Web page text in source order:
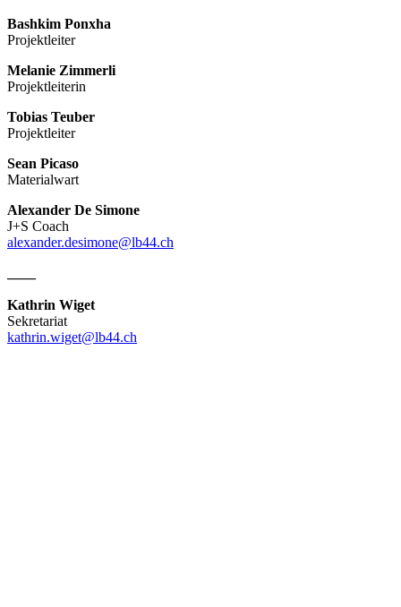
Bashkim Ponxha
Projektleiter
Melanie Zimmerli
Projektleiterin
Tobias Teuber
Projektleiter
Sean Picaso
Materialwart
Alexander De Simone
J+S Coach
alexander.desimone@lb44.ch
Kathrin Wiget
Sekretariat
kathrin.wiget@lb44.ch